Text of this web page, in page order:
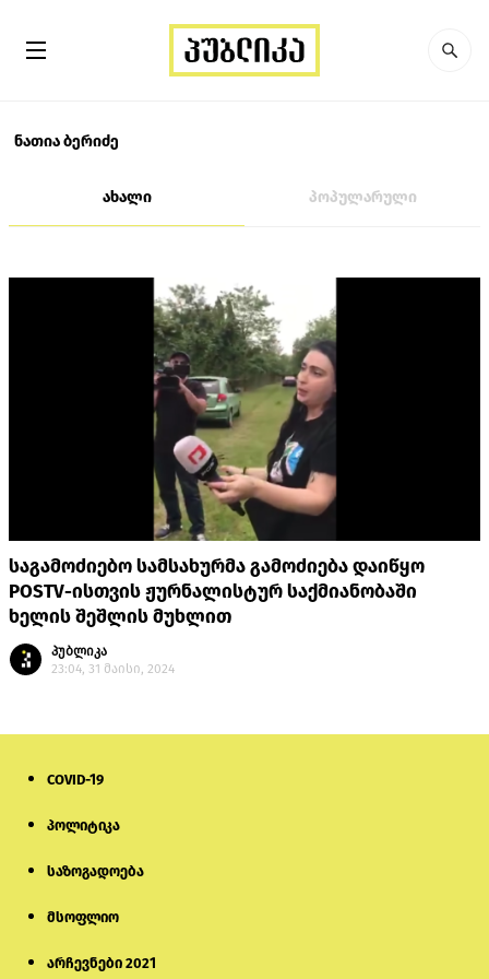
ნათია ბერიძე
ახალი პოპულარული
საგამოძიებო სამსახურმა გამოძიება დაიწყო
POSTV-ისთვის ჟურნალისტურ საქმიანობაში
ხელის შეშლის მუხლით
პუბლიკა
23:04, 31 მაისი, 2024
COVID-19
პოლიტიკა
საზოგადოება
მსოფლიო
არჩევნები 2021